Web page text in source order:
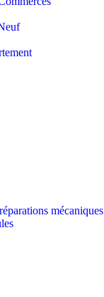
mécaniques